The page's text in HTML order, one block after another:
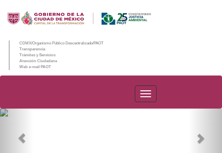
CDMX/Organismo Público Descentralizado/PAOT
Transparencia
Trámites y Servicios
Atención Ciudadana
Web e-mail PAOT
PAOT